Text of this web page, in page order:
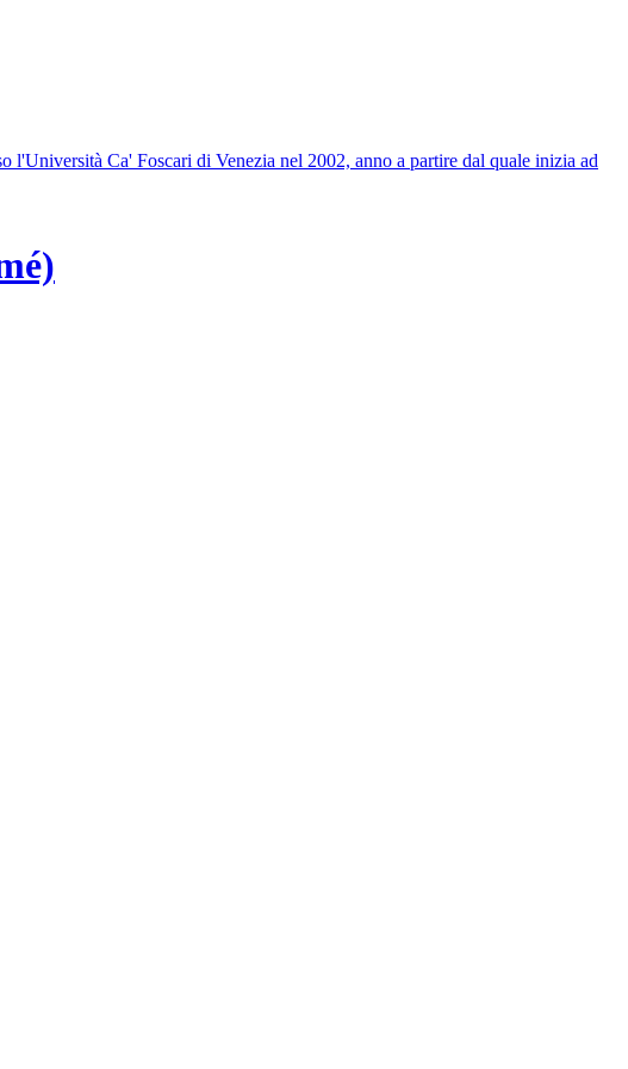
Ca' Foscari di Venezia nel 2002, anno a partire dal quale inizia ad